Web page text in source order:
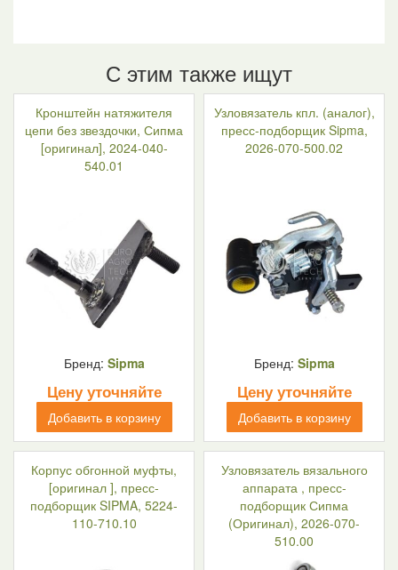
С этим также ищут
Кронштейн натяжителя
цепи без звездочки, Сипма
[оригинал], 2024-040-
540.01
Бренд: Sipma
Цену уточняйте
Добавить в корзину
Узловязатель кпл. (аналог),
пресс-подборщик Sipma,
2026-070-500.02
Бренд: Sipma
Цену уточняйте
Добавить в корзину
Корпус обгонной муфты,
[оригинал ], пресс-
подборщик SIPMA, 5224-
110-710.10
Узловязатель вязального
аппарата , пресс-
подборщик Сипма
(Оригинал), 2026-070-
510.00